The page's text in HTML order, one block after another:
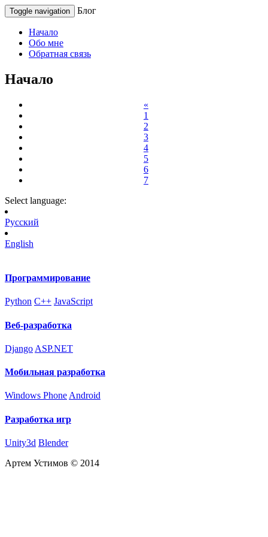
Toggle navigation Блог
Начало
Обо мне
Обратная связь
Начало
«
1
2
3
4
5
6
7
Select language:
Русский
English
Программирование
Python C++ JavaScript
Веб-разработка
Django ASP.NET
Мобильная разработка
Windows PhoneAndroid
Разработка игр
Unity3d Blender
Артем Устимов © 2014